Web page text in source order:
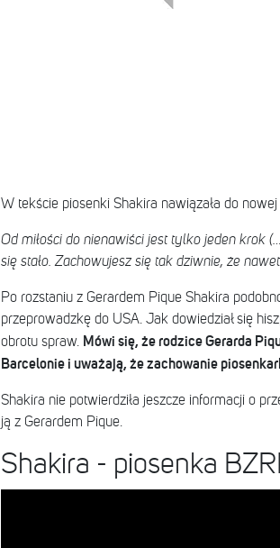
W tekście piosenki Shakira nawiązała do
Od miłości do nienawiści jest tylko jeden krok
się stało. Zachowujesz się tak dziwnie, że
Po rozstaniu z Gerardem Pique Shakira
przeprowadzkę do USA. Jak dowiedział się
obrotu spraw. Mówi się, że rodzice Gerarda
Barcelonie i uważają, że zachowanie
Shakira nie potwierdziła jeszcze informacji o
ją z Gerardem Pique.
Shakira - piosenka